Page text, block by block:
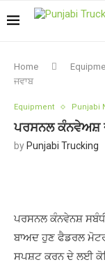
Home
ਜਵਾਬ
Equipment Punjabi
ਪਰਸਨਲ ਕੰਨਵੇਅਸ਼ ਦੇ
by Punjabi Trucking
ਪਰਸਨਲ ਕੰਨਵੇਨਸ਼
ਬਾਅਦ ਹੁਣ ਫੈਡਰਲ
ਸਪਸ਼ਟ ਕਰਨ ਦੇ ਲਈ